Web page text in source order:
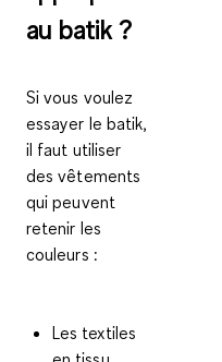
au batik ?
Si vous voulez
essayer le batik,
il faut utiliser
des vêtements
qui peuvent
retenir les
couleurs :
Les textiles